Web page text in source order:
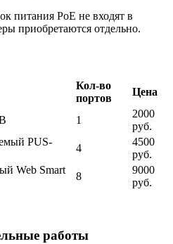
питания PoE не входят в
приобретаются отдельно.
Кол-во
портов
Цена
1
2000
руб.
PUS-
4
4500
руб.
Web Smart
8
9000
руб.
работы